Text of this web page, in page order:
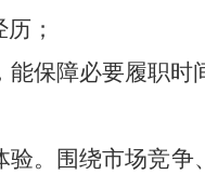
；
能保障必要履职
验。 围绕市场竞争、